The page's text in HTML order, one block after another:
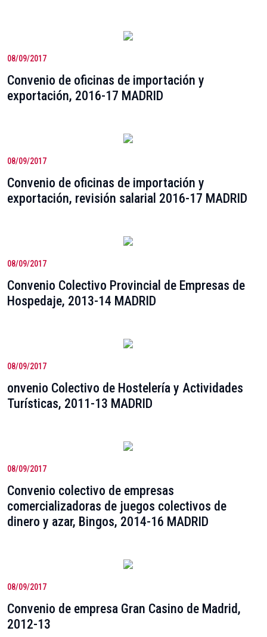
08/09/2017
Convenio de oficinas de importación y
exportación, 2016-17 MADRID
08/09/2017
Convenio de oficinas de importación y
exportación, revisión salarial 2016-17 MADRID
08/09/2017
Convenio Colectivo Provincial de Empresas de
Hospedaje, 2013-14 MADRID
08/09/2017
onvenio Colectivo de Hostelería y Actividades
Turísticas, 2011-13 MADRID
08/09/2017
Convenio colectivo de empresas
comercializadoras de juegos colectivos de
dinero y azar, Bingos, 2014-16 MADRID
08/09/2017
Convenio de empresa Gran Casino de Madrid,
2012-13